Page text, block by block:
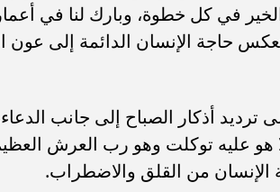
في كل خطوة، وبارك لنا في
حاجة الإنسان الدائمة إلى عون
أذكار الصباح إلى جانب
هو عليه توكلت وهو رب العرش
الإنسان من القلق والاضطراب.